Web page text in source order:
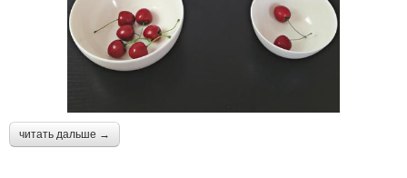
читать дальше →